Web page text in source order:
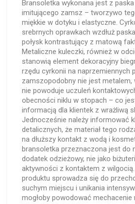
Bransoletka wykonana jest z paska
imitującego zamsz – tworzywo
miękkie w dotyku i elastyczne.
srebrnych oprawkach wzdłuż
połysk kontrastujący z matową
Metaliczne kuleczki, również w
stanowią element dekoracyjny
rzędu cyrkonii na naprzemiennych
zamszopodobny nie jest metalem,
nie powoduje uczuleń
obecności niklu w stopach – co
informacją dla klientek z wrażliwą
Jednocześnie należy informować
detalicznych, że materiał tego
na dłuższy kontakt z wodą i
bransoletka przeznaczona jest do
dodatek odzieżowy, nie jako
aktywności z kontaktem z
produktu sprowadza się do
suchym miejscu i unikania
mogłoby powodować mechacenie